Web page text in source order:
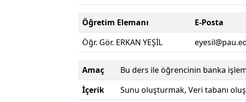
Öğretim Elemanı E-Posta
Öğr. Gör. ERKAN YEŞİL
Amaç
Bu ders ile öğrencinin banka
İçerik
Sunu oluşturmak, Veri tabanı